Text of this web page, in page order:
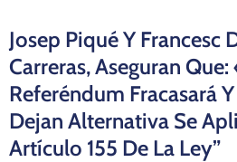
Josep Piqué Y Francesc
Carreras, Aseguran Que:
Referéndum Fracasará
Dejan Alternativa Se
Artículo 155 De La Ley”